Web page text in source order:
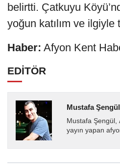
belirtti. Çatkuyu
yoğun katılım ve ilgiyle
Haber: Afyon Kent
EDİTÖR
Mustafa Şengül
Mustafa Şengül,
yayın yapan
almakta, haber